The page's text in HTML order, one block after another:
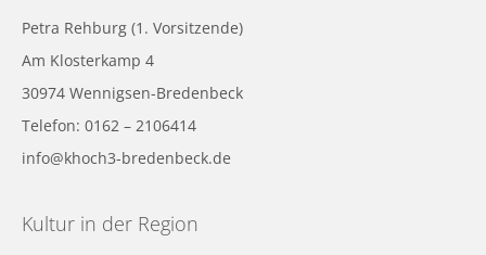
Petra Rehburg (1. Vorsitzende)
Am Klosterkamp 4
30974 Wennigsen-Bredenbeck
Telefon: 0162 – 2106414
info@khoch3-bredenbeck.de
Kultur in der Region